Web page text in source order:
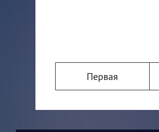
Первая